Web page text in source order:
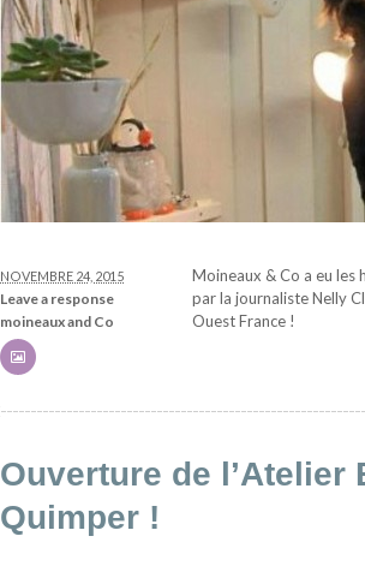
NOVEMBRE 24, 2015
Leave a response
moineaux and Co
Moineaux & Co a eu les
par la journaliste Nelly
Ouest France !
Ouverture de l’Atelier
Quimper !